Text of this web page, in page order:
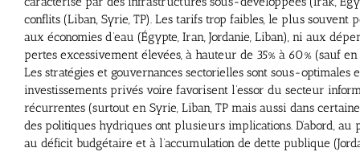
conflits (Liban, Syrie, TP). Les tarifs trop faibles, le plus souvent
aux économies d’eau (Égypte, Iran, Jordanie, Liban), ni aux
pertes excessivement élevées, à hauteur de 35% à 60% (sauf
Les stratégies et gouvernances sectorielles sont sous-optimales
investissements privés voire favorisent l’essor du secteur
récurrentes (surtout en Syrie, Liban, TP mais aussi dans
des politiques hydriques ont plusieurs implications. D’abord,
au déficit budgétaire et à l’accumulation de dette publique